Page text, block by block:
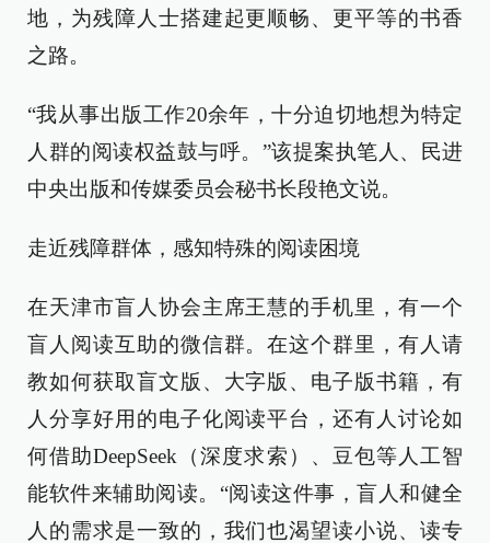
地，为残障人士搭建起更顺畅、更平等的书香
之路。
“我从事出版工作20余年，十分迫切地想为特定
人群的阅读权益鼓与呼。”该提案执笔人、民进
中央出版和传媒委员会秘书长段艳文说。
走近残障群体，感知特殊的阅读困境
在天津市盲人协会主席王慧的手机里，有一个
盲人阅读互助的微信群。在这个群里，有人请
教如何获取盲文版、大字版、电子版书籍，有
人分享好用的电子化阅读平台，还有人讨论如
何借助DeepSeek（深度求索）、豆包等人工智
能软件来辅助阅读。“阅读这件事，盲人和健全
人的需求是一致的，我们也渴望读小说、读专